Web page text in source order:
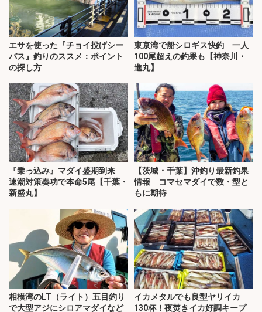
エサを使った『チョイ投げシー
バス』釣りのススメ：ポイント
の探し方
東京湾で船シロギス快釣 一人
100尾超えの釣果も【神奈川・
進丸】
『乗っ込み』マダイ盛期到来
速潮対策奏功で本命5尾【千葉・
新盛丸】
【茨城・千葉】沖釣り最新釣果
情報 コマセマダイで数・型と
もに期待
相模湾のLT（ライト）五目釣り
で大型アジにシロアマダイなど
イカメタルでも良型ヤリイカ
130杯！夜焚きイカ好調キープ